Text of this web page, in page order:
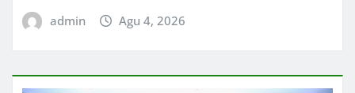
admin Agu 4, 2026